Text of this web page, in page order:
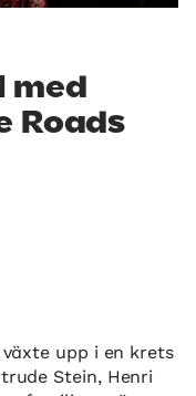
med
Roads
upp i en krets
Stein, Henri